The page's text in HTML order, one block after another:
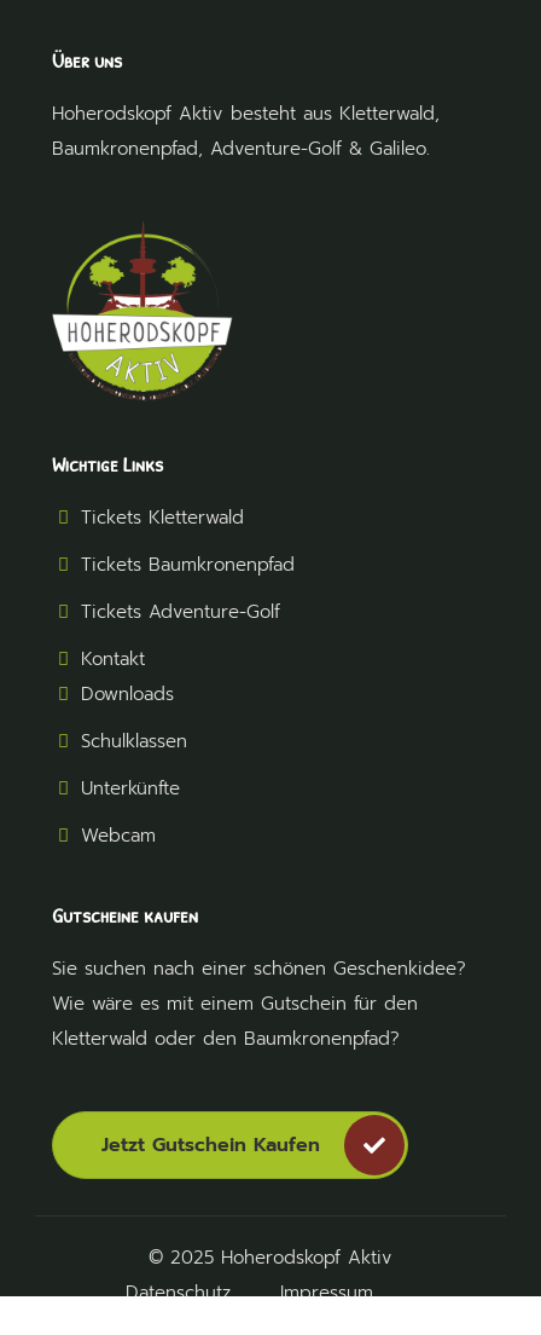
Über uns
Hoherodskopf Aktiv besteht aus Kletterwald,
Baumkronenpfad, Adventure-Golf &Galileo.
Wichtige Links
Tickets Kletterwald
Tickets Baumkronenpfad
Tickets Adventure-Golf
Kontakt
Downloads
Schulklassen
Unterkünfte
Webcam
Gutscheine kaufen
Sie suchen nach einer schönen Geschenkidee?
Wie wäre es mit einem Gutschein für den
Kletterwald oder den Baumkronenpfad?
Jetzt Gutschein Kaufen
© 2025 Hoherodskopf Aktiv
Datenschutz
Impressum